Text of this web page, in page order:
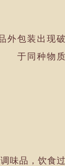
外包装出现
于同种物
味品，饮食